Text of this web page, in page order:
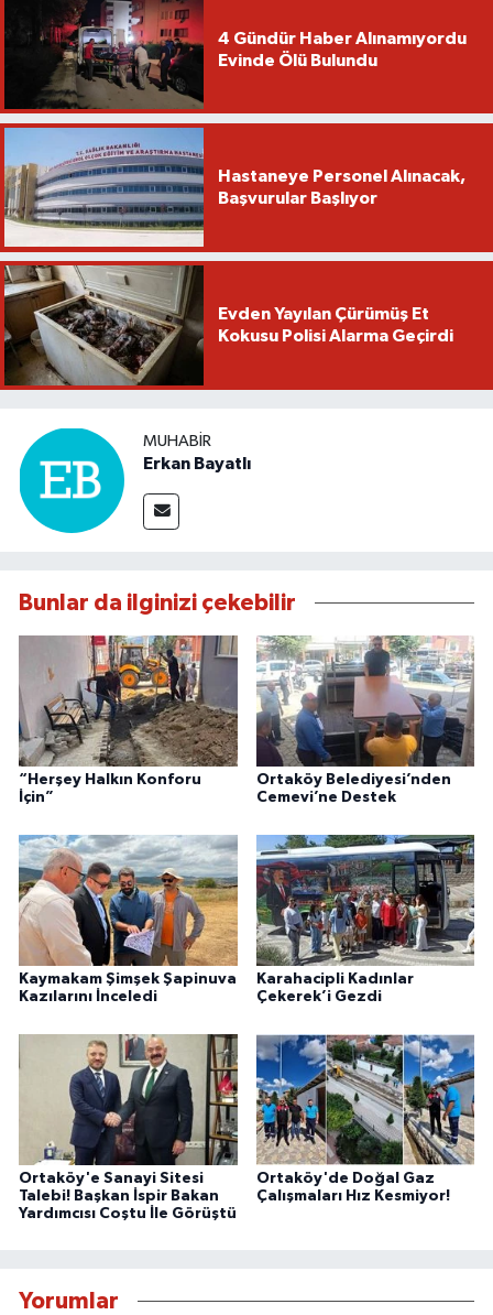
4 Gündür Haber Alınamıyordu
Evinde Ölü Bulundu
Hastaneye Personel Alınacak,
Başvurular Başlıyor
Evden Yayılan Çürümüş Et
Kokusu Polisi Alarma Geçirdi
MUHABIR
Erkan Bayatlı
Bunlar da ilginizi çekebilir
“Herşey Halkın Konforu
İçin”
Ortaköy Belediyesi’nden
Cemevi’ne Destek
Kaymakam Şimşek Şapinuva
Kazılarını İnceledi
Karahacipli Kadınlar
Çekerek’i Gezdi
Ortaköy'e Sanayi Sitesi
Talebi! Başkan İspir Bakan
Yardımcısı Coştu İle Görüştü
Ortaköy'de Doğal Gaz
Çalışmaları Hız Kesmiyor!
Yorumlar